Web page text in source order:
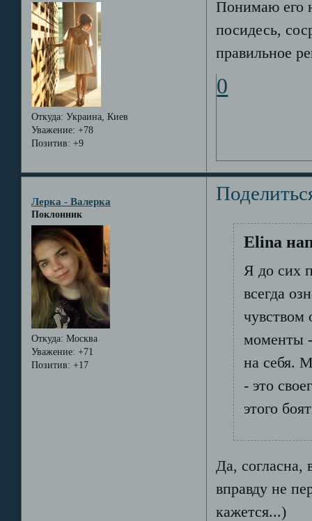
Откуда: Украина, Киев
Уважение: +78
Позитив: +9
Понимаю его
посидесь,
правильное
0
Лерка - Валерка
Поклонник
Откуда: Москва
Уважение: +71
Позитив: +17
Elina
Я до сих
всегда
чувством
моменты -
на себя.
- это
этого
Да, согласна,
вправду не
кажется...)